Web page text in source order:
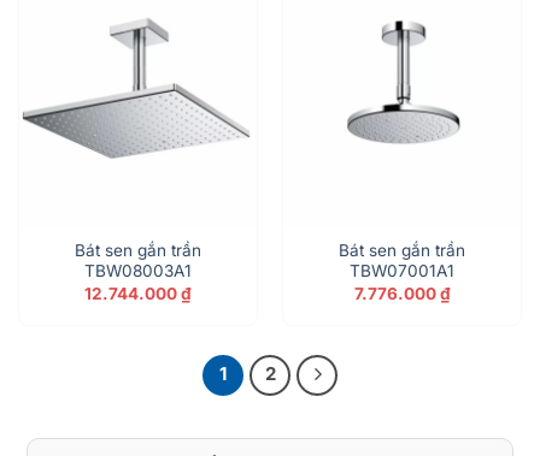
Bát sen gắn trần
TBW08003A1
12.744.000₫
Bát sen gắn trần
TBW07001A1
7.776.000₫
1 2